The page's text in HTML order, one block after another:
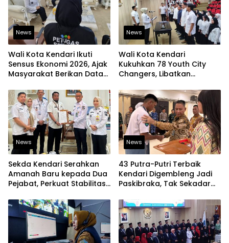
News
Wali Kota Kendari Ikuti
Sensus Ekonomi 2026, Ajak
Masyarakat Berikan Data
News
Wali Kota Kendari
Kukuhkan 78 Youth City
Changers, Libatkan
Perubahan Kota
News
Sekda Kendari Serahkan
Amanah Baru kepada Dua
Pejabat, Perkuat Stabilitas
News
43 Putra-Putri Terbaik
Kendari Digembleng Jadi
Paskibraka, Tak Sekadar